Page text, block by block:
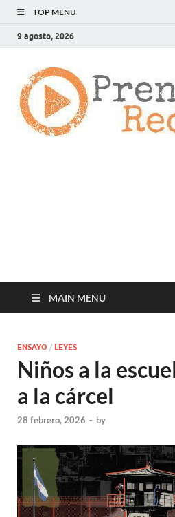
TOP MENU
9 agosto, 2026
MAIN MENU
ENSAYO / LEYES
Niños a la
a la cárcel
28 febrero, 2026 - by